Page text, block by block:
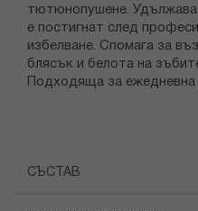
тютюнопушене.
е постигнат след
избелване. Спомага за
блясък и белота на
Подходяща за ежедневна
СЪСТАВ